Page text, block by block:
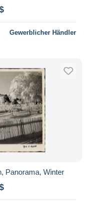
Gewerblicher Händler
Panorama, Winter